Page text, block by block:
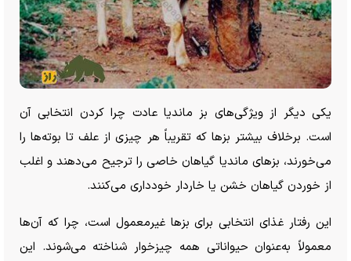
یکی دیگر از ویژگی‌های بز ماندیا عادت چرا کردن انتخابی آن
است. برخلاف بیشتر بز‌ها که تقریباً هر چیزی از علف تا بوته‌ها را
می‌خورند، بز‌های ماندیا گیاهان خاصی را ترجیح می‌دهند و اغلب
از خوردن گیاهان خشن یا خاردار خودداری می‌کنند.
این رفتار غذای انتخابی برای بز‌ها غیرمعمول است، چرا که آن‌ها
معمولاً به‌عنوان حیواناتی همه چیزخوار شناخته می‌شوند. این